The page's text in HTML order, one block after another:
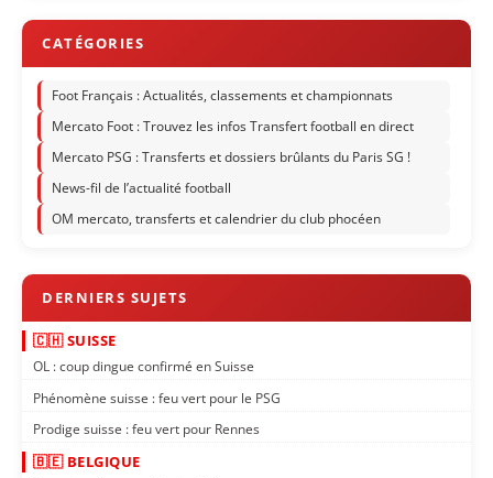
Foot Français : Actualités, classements et championnats
Mercato Foot : Trouvez les infos Transfert football en direct
Mercato PSG : Transferts et dossiers brûlants du Paris SG !
News-fil de l’actualité football
OM mercato, transferts et calendrier du club phocéen
🇨🇭 SUISSE
OL : coup dingue confirmé en Suisse
Phénomène suisse : feu vert pour le PSG
Prodige suisse : feu vert pour Rennes
🇧🇪 BELGIQUE